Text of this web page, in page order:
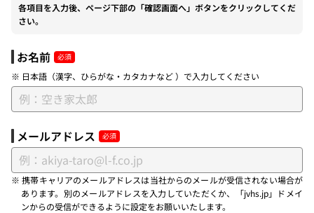
各項目を入力後、ページ下部の「確認画面へ」ボタンをクリックしてくだ
さい。
お名前
※ 日本語（漢字、ひらがな・カタカナなど ）で入力してください
メールアドレス
※ 携帯キャリアのメールアドレスは当社からのメールが受信されない場合が
あります。別のメールアドレスを入力していただくか、「jvhs.jp」ドメイ
ンからの受信ができるように設定をお願いいたします。